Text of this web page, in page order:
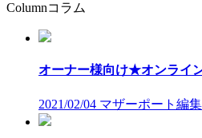
Columnコラム
オーナー様向け★オンライ
2021/02/04 マザーポート編